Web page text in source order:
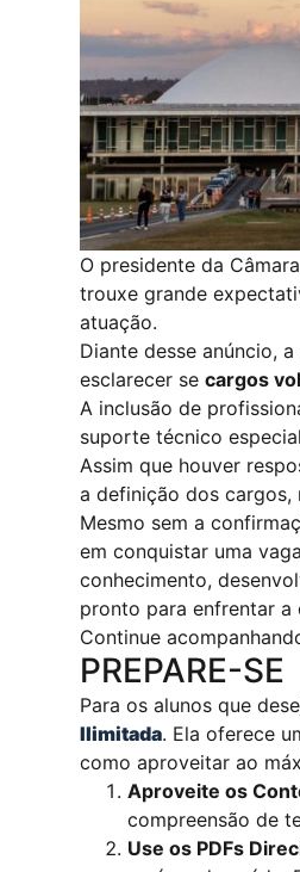
O presidente da
trouxe grande
atuação.
Diante desse anúncio,
esclarecer secargos
A inclusão de
suporte técnico
Assim que houver
a definição dos cargos,
Mesmo sem a
em conquistar uma
conhecimento,
pronto para enfrentar
Continue
PREPARE-SE
Para os alunos que
Ilimitada. Ela oferece
como aproveitar ao
Aproveite os
compreensão de
Use os PDFs